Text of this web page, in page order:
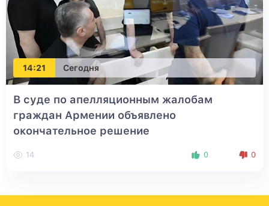
14:21 Сегодня
В суде по апелляционным жалобам
граждан Армении объявлено
окончательное решение
14 0 0